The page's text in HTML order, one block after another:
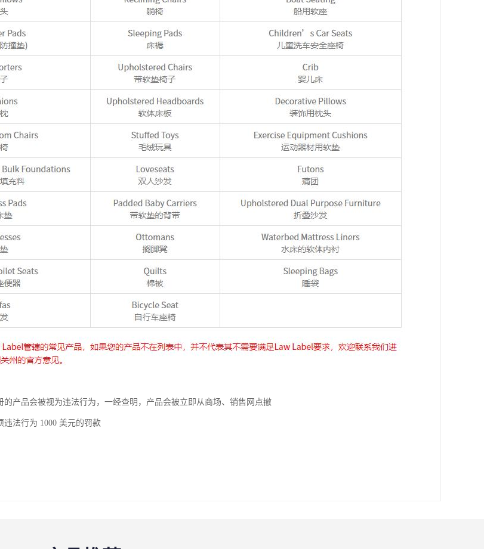
的产品会被视为违法行为，一经查明，产品会被立即从商场、销售网点撤
法行为 1000 美元的罚款